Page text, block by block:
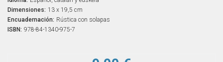
Dimensiones: 13 x 19,5 cm
Encuadernación: Rústica con solapas
ISBN: 978-84-1340-975-7